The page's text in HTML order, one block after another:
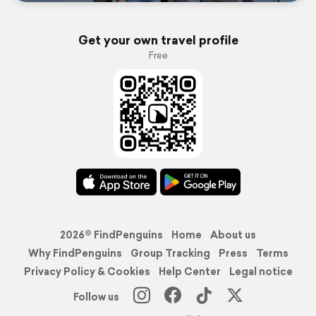
Get your own travel profile
Free
2026© FindPenguins Home
About us
Why FindPenguins
Group Tracking Press
Terms
Privacy Policy & Cookies
Help Center
Legal notice
Follow us